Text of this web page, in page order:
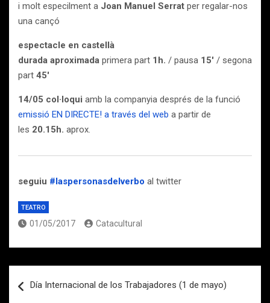
i molt especilment a Joan Manuel Serrat per regalar-nos
una cançó
espectacle en castellà
durada aproximada primera part 1h. / pausa 15′ / segona
part 45′
14/05 col·loqui amb la companyia després de la funció
emissió EN DIRECTE! a través del web a partir de
les 20.15h. aprox.
seguiu #laspersonasdelverbo al twitter
TEATRO
01/05/2017 Catacultural
de
Día Internacional de los Trabajadores (1 de mayo)